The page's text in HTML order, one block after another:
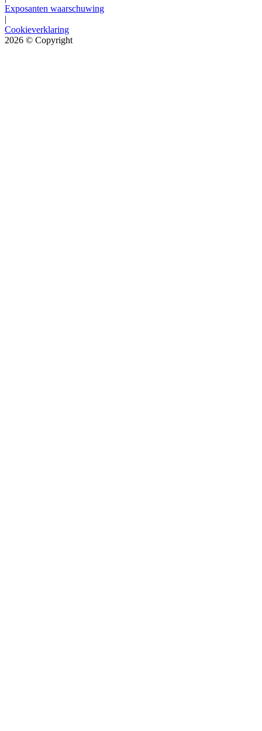
Exposanten waarschuwing
|
Cookieverklaring
2026 © Copyright